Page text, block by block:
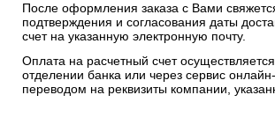
После оформления заказа с Вами
подтверждения и согласования даты
счет на указанную электронную почту.
Оплата на расчетный счет
отделении банка или через сервис
переводом на реквизиты компании,